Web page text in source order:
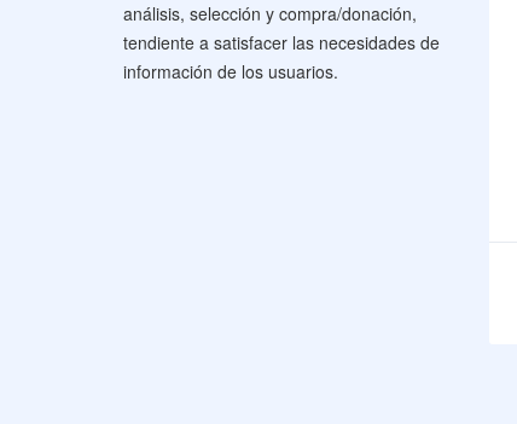
análisis, selección y compra/donación,
tendiente a satisfacer las necesidades de
información de los usuarios.
RETROSPECTIVA 2026
Acceda nuestro listado de libros,